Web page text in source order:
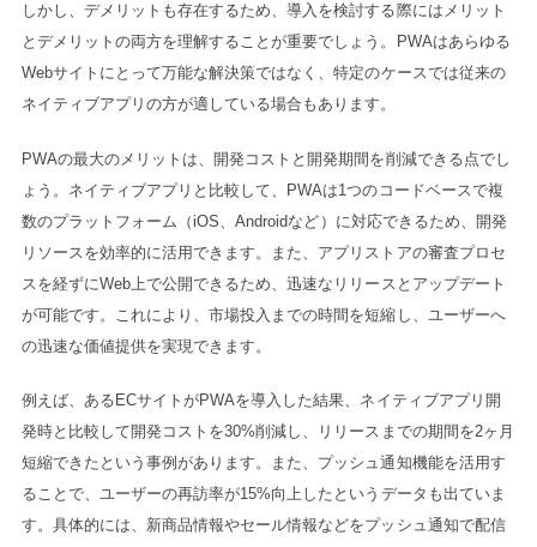
しかし、デメリットも存在するため、導入を検討する際にはメリット
とデメリットの両方を理解することが重要でしょう。PWAはあらゆる
Webサイトにとって万能な解決策ではなく、特定のケースでは従来の
ネイティブアプリの方が適している場合もあります。
PWAの最大のメリットは、開発コストと開発期間を削減できる点でし
ょう。ネイティブアプリと比較して、PWAは1つのコードベースで複
数のプラットフォーム（iOS、Androidなど）に対応できるため、開発
リソースを効率的に活用できます。また、アプリストアの審査プロセ
スを経ずにWeb上で公開できるため、迅速なリリースとアップデート
が可能です。これにより、市場投入までの時間を短縮し、ユーザーへ
の迅速な価値提供を実現できます。
例えば、あるECサイトがPWAを導入した結果、ネイティブアプリ開
発時と比較して開発コストを30%削減し、リリースまでの期間を2ヶ月
短縮できたという事例があります。また、プッシュ通知機能を活用す
ることで、ユーザーの再訪率が15%向上したというデータも出ていま
す。具体的には、新商品情報やセール情報などをプッシュ通知で配信